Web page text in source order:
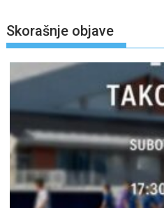
Skorašnje objave